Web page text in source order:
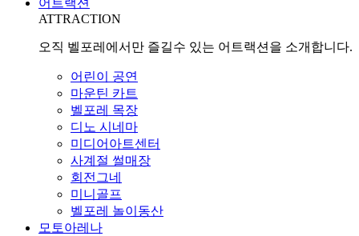
어트랙션
ATTRACTION
오직 벨포레에서만 즐길수 있는 어트랙션을 소개합니다.
어린이 공연
마운틴 카트
벨포레 목장
디노 시네마
미디어아트센터
사계절 썰매장
회전그네
미니골프
벨포레 놀이동산
모토아레나